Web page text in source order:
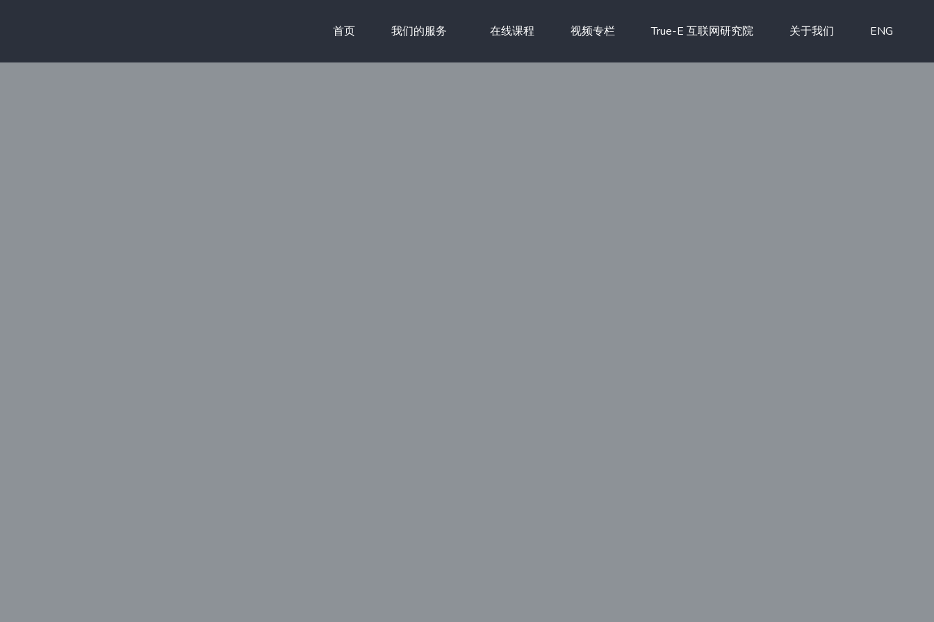
首页 我们的服务 在线课程 视频专栏 True-E 互联网研究院 关于我们 ENG